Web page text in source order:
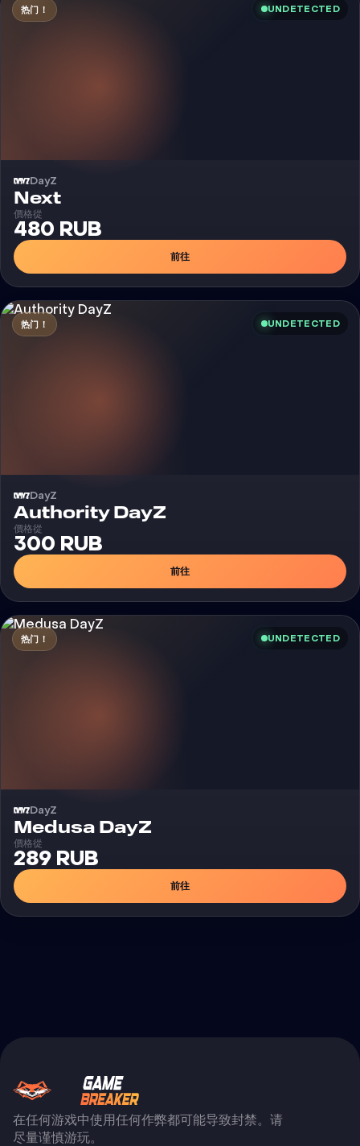
热门！ UNDETECTED
DayZ
Next外挂
價格從
480 RUB
前往
热门！ UNDETECTED
DayZ
Authority DayZ
價格從
300 RUB
前往
热门！ UNDETECTED
DayZ
Medusa DayZ
價格從
289 RUB
前往
在任何游戏中使用任何作弊都可能导致封禁。请
尽量谨慎游玩。